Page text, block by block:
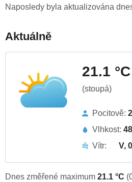
Naposledy byla aktualizována
Aktuálně
21.1 °C
(stoupá)
Pocitově:
Vlhkost:
Vítr:
V,
Dnes změřené maximum 21.1 °C